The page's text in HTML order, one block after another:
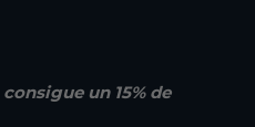
consigue un 15% de